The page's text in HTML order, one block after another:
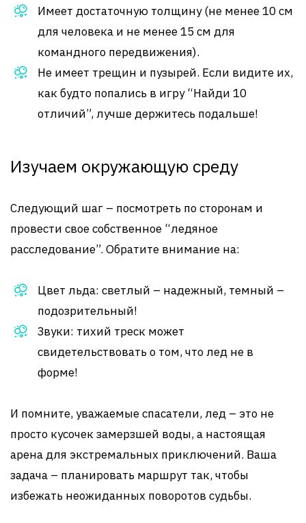
Имеет достаточную толщину (не менее 10 см
для человека и не менее 15 см для
командного передвижения).
Не имеет трещин и пузырей. Если видите их,
как будто попались в игру “Найди 10
отличий”, лучше держитесь подальше!
Изучаем окружающую среду
Следующий шаг – посмотреть по сторонам и
провести свое собственное “ледяное
расследование”. Обратите внимание на:
Цвет льда: светлый – надежный, темный –
подозрительный!
Звуки: тихий треск может
свидетельствовать о том, что лед не в
форме!
И помните, уважаемые спасатели, лед – это не
просто кусочек замерзшей воды, а настоящая
арена для экстремальных приключений. Ваша
задача – планировать маршрут так, чтобы
избежать неожиданных поворотов судьбы.